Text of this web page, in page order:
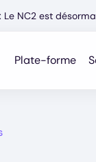
NC2 est
Plate-forme